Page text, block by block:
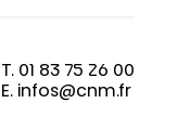
T. 01 83 75 26 00
E. infos@cnm.fr